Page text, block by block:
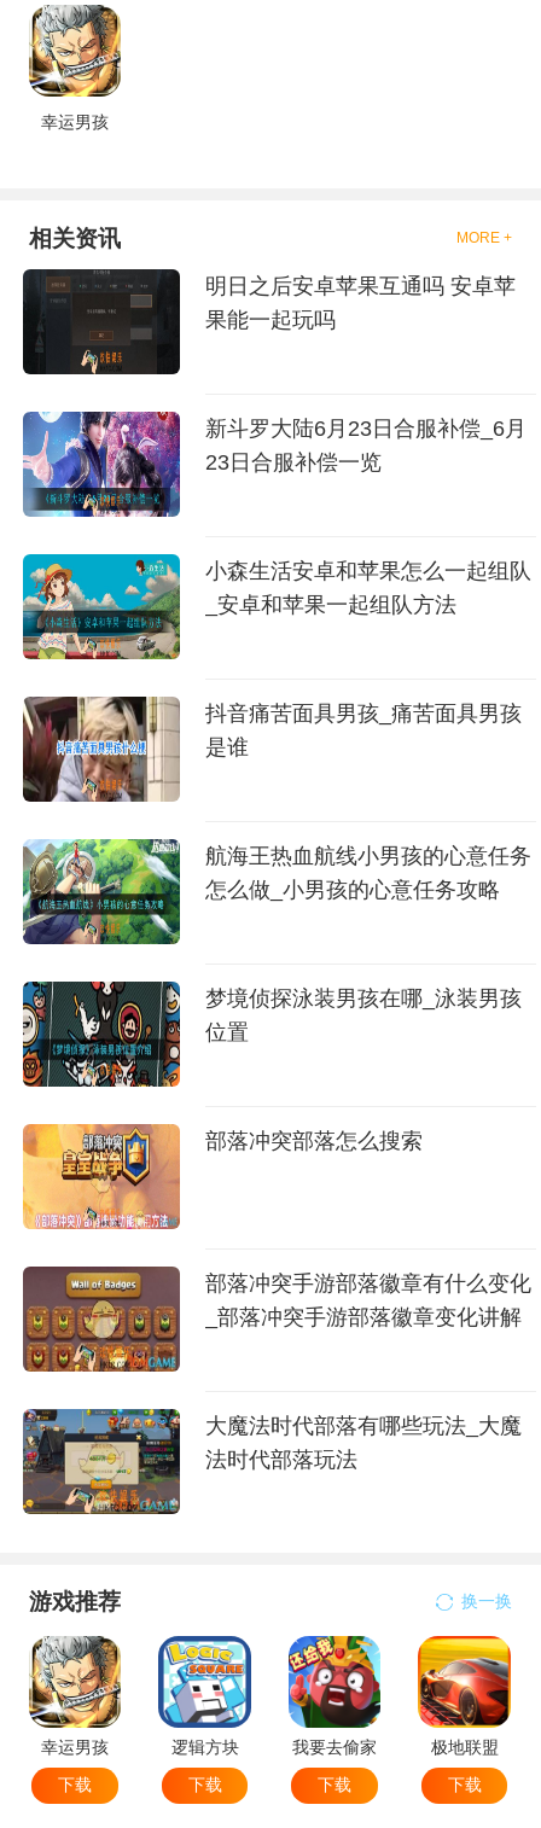
幸运男孩
相关资讯 MORE +
明日之后安卓苹果互通吗 安卓苹
果能一起玩吗
新斗罗大陆6月23日合服补偿_6月
23日合服补偿一览
小森生活安卓和苹果怎么一起组队
_安卓和苹果一起组队方法
抖音痛苦面具男孩_痛苦面具男孩
是谁
航海王热血航线小男孩的心意任务
怎么做_小男孩的心意任务攻略
梦境侦探泳装男孩在哪_泳装男孩
位置
部落冲突部落怎么搜索
部落冲突手游部落徽章有什么变化
_部落冲突手游部落徽章变化讲解
大魔法时代部落有哪些玩法_大魔
法时代部落玩法
游戏推荐 换一换
幸运男孩
下载
逻辑方块
下载
我要去偷家
下载
极地联盟
下载